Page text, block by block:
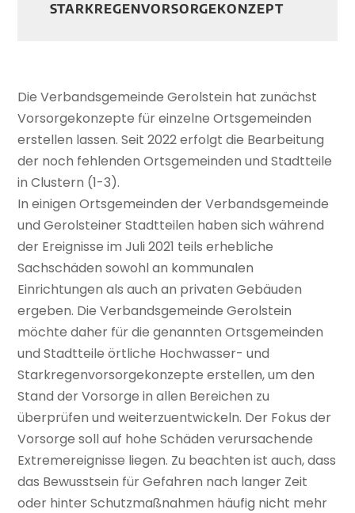
STARKREGENVORSORGEKONZEPT
Die Verbandsgemeinde Gerolstein hat zunächst
Vorsorgekonzepte für einzelne Ortsgemeinden
erstellen lassen. Seit 2022 erfolgt die Bearbeitung
der noch fehlenden Ortsgemeinden und Stadtteile
in Clustern (1-3).
In einigen Ortsgemeinden der Verbandsgemeinde
und Gerolsteiner Stadtteilen haben sich während
der Ereignisse im Juli 2021 teils erhebliche
Sachschäden sowohl an kommunalen
Einrichtungen als auch an privaten Gebäuden
ergeben. Die Verbandsgemeinde Gerolstein
möchte daher für die genannten Ortsgemeinden
und Stadtteile örtliche Hochwasser- und
Starkregenvorsorgekonzepte erstellen, um den
Stand der Vorsorge in allen Bereichen zu
überprüfen und weiterzuentwickeln. Der Fokus der
Vorsorge soll auf hohe Schäden verursachende
Extremereignisse liegen. Zu beachten ist auch, dass
das Bewusstsein für Gefahren nach langer Zeit
oder hinter Schutzmaßnahmen häufig nicht mehr